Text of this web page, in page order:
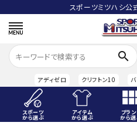
スポーツミツハシ公
search
アディゼロ クリフトン10
スポーツ
から選ぶ
アイテム
から選ぶ
ブラン
から